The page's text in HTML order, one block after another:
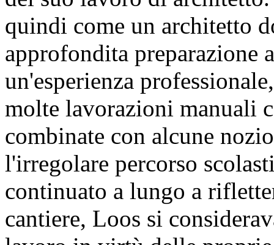
quindi come un architetto
approfondita preparazione
un'esperienza
molte lavorazioni manuali
combinate con alcune
l'irregolare percorso
continuato a lungo a
cantiere, Loos si